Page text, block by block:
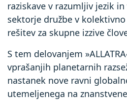
raziskave v razumljiv jezik
sektorje družbe v
rešitev za skupne izzive
S tem delovanjem
vprašanjih planetarnih
nastanek nove ravni
utemeljenega na